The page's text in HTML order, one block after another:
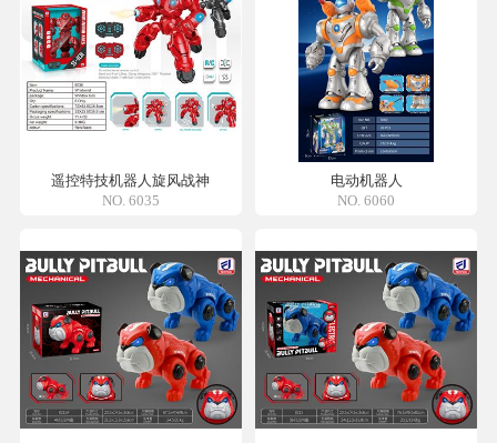
遥控特技机器人旋风战神
NO. 6035
电动机器人
NO. 6060